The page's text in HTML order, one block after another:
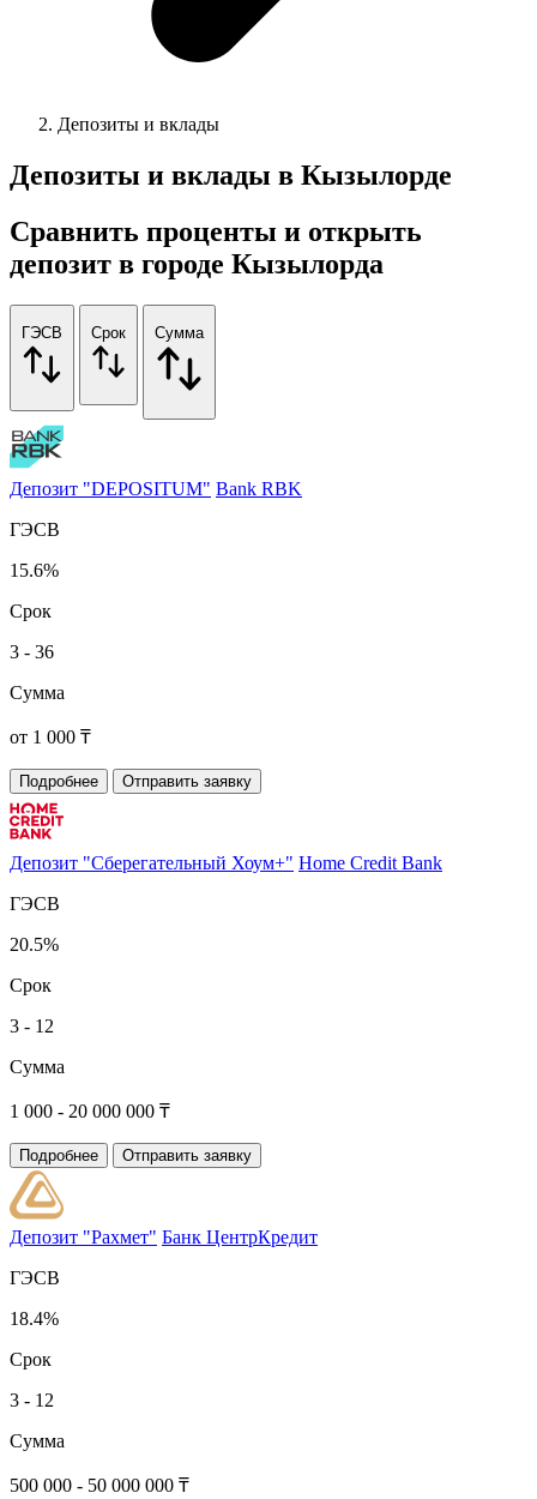
Депозиты и вклады
Депозиты и вклады в Кызылорде
Сравнить проценты и открыть
депозит в городе Кызылорда
ГЭСВ Срок Сумма
Депозит "DEPOSITUM" Bank RBK
ГЭСВ
15.6%
Срок
3 - 36
Сумма
от 1 000 ₸
Подробнее Отправить заявку
Депозит "Сберегательный Хоум+" Home Credit Bank
ГЭСВ
20.5%
Срок
3 - 12
Сумма
1 000 - 20 000 000 ₸
Подробнее Отправить заявку
Депозит "Рахмет" Банк ЦентрКредит
ГЭСВ
18.4%
Срок
3 - 12
Сумма
500 000 - 50 000 000 ₸